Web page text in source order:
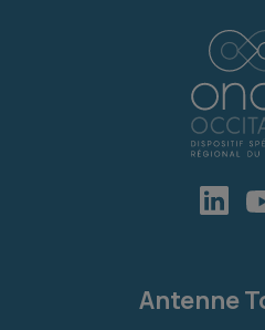
Antenne